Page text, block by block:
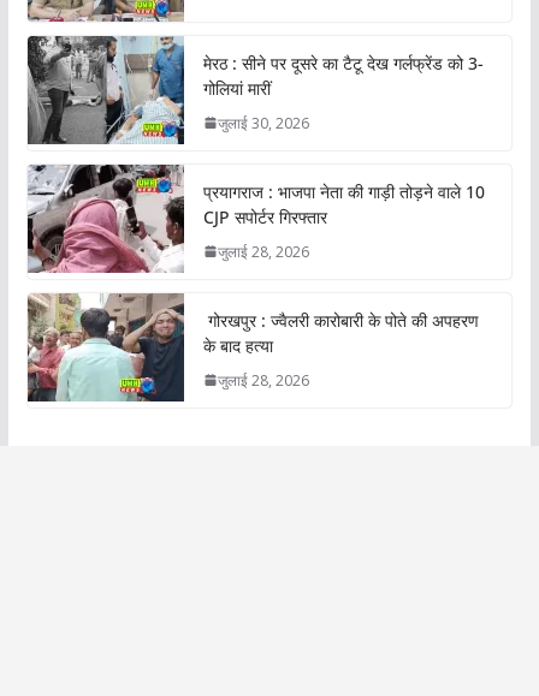
मेरठ : सीने पर दूसरे का टैटू देख गर्लफ्रेंड को 3-
गोलियां मारीं
जुलाई 30, 2026
प्रयागराज : भाजपा नेता की गाड़ी तोड़ने वाले 10
CJP सपोर्टर गिरफ्तार
जुलाई 28, 2026
गोरखपुर : ज्वैलरी कारोबारी के पोते की अपहरण
के बाद हत्या
जुलाई 28, 2026